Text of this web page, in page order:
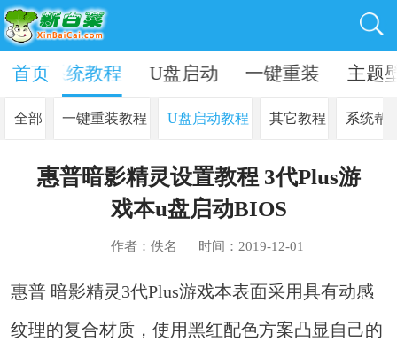
系统教程 U盘启动 一键重装 主题
首页
全部 一键重装教程 U盘启动教程 其它教程 系统帮
惠普暗影精灵设置教程 3代Plus游
戏本u盘启动BIOS
作者：佚名 时间：2019-12-01
惠普 暗影精灵3代Plus游戏本表面采用具有动感
纹理的复合材质，使用黑红配色方案凸显自己的